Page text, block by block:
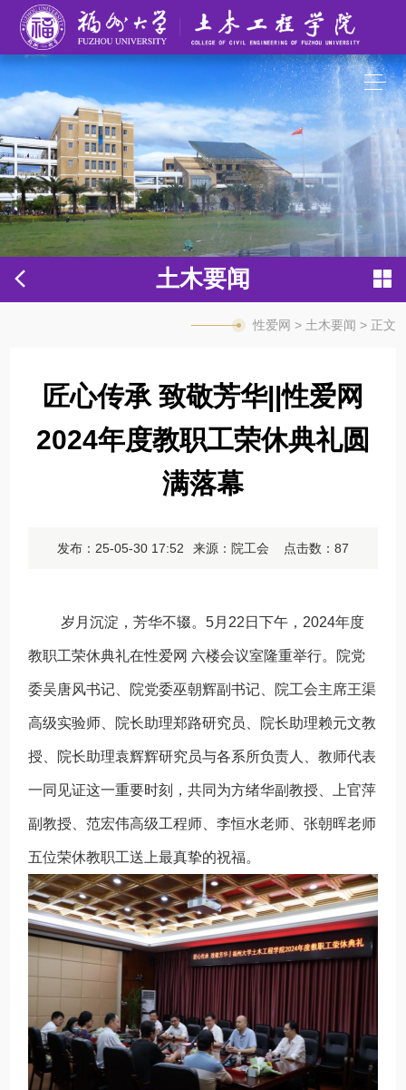
性爱网
土木要闻
性爱网 > 土木要闻 > 正文
匠心传承 致敬芳华||性爱网
2024年度教职工荣休典礼圆
满落幕
发布：25-05-30 17:52 来源：院工会 点击数： 87
岁月沉淀，芳华不辍。5月22日下午，2024年度
教职工荣休典礼在性爱网 六楼会议室隆重举行。院党
委吴唐风书记、院党委巫朝辉副书记、院工会主席王渠
高级实验师、院长助理郑路研究员、院长助理赖元文教
授、院长助理袁辉辉研究员与各系所负责人、教师代表
一同见证这一重要时刻，共同为方绪华副教授、上官萍
副教授、范宏伟高级工程师、李恒水老师、张朝晖老师
五位荣休教职工送上最真挚的祝福。